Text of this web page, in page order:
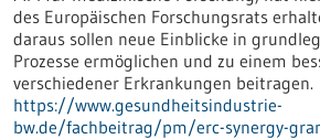
des Europäischen Forschungsrats
daraus sollen neue Einblicke in
Prozesse ermöglichen und zu einem
verschiedener Erkrankungen beitragen.
https://www.gesundheitsindustrie-
bw.de/fachbeitrag/pm/erc-synergy-